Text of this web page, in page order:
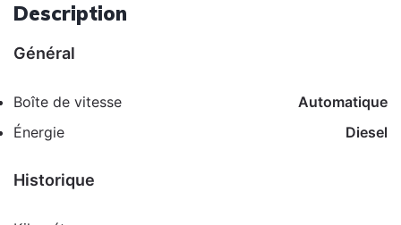
Description
Général
Boîte de vitesse
Automatique
Énergie
Diesel
Historique